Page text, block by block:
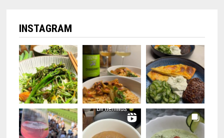
INSTAGRAM